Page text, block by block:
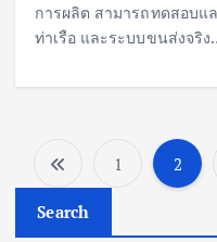
การผลิต สามารถทดสอบ
ท่าเรือ และระบบขนส่งจริ
1 2
Search